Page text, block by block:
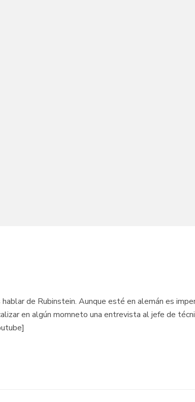
de Rubinstein. Aunque esté en alemán es
en algún momneto una entrevista al jefe de